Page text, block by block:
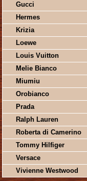
Gucci
Hermes
Krizia
Loewe
Louis Vuitton
Melie Bianco
Miumiu
Orobianco
Prada
Ralph Lauren
Roberta di Camerino
Tommy Hilfiger
Versace
Vivienne Westwood